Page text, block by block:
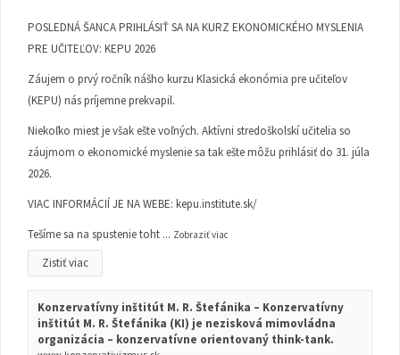
POSLEDNÁ ŠANCA PRIHLÁSIŤ SA NA KURZ EKONOMICKÉHO MYSLENIA
PRE UČITEĽOV: KEPU 2026
Záujem o prvý ročník nášho kurzu Klasická ekonómia pre učiteľov
(KEPU) nás príjemne prekvapil.
Niekoľko miest je však ešte voľných. Aktívni stredoškolskí učitelia so
záujmom o ekonomické myslenie sa tak ešte môžu prihlásiť do 31. júla
2026.
VIAC INFORMÁCIÍ JE NA WEBE: kepu.institute.sk/
Tešíme sa na spustenie toht ... Zobraziť viac
Zistiť viac
Konzervatívny inštitút M. R. Štefánika – Konzervatívny
inštitút M. R. Štefánika (KI) je nezisková mimovládna
organizácia – konzervatívne orientovaný think-tank.